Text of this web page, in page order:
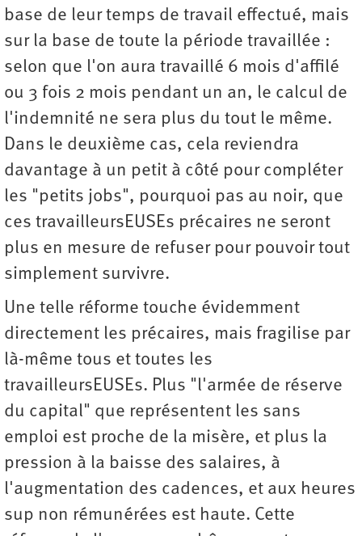
base de leur temps de travail effectué, mais
sur la base de toute la période travaillée :
selon que l'on aura travaillé 6 mois d'affilé
ou 3 fois 2 mois pendant un an, le calcul de
l'indemnité ne sera plus du tout le même.
Dans le deuxième cas, cela reviendra
davantage à un petit à côté pour compléter
les "petits jobs", pourquoi pas au noir, que
ces travailleursEUSEs précaires ne seront
plus en mesure de refuser pour pouvoir tout
simplement survivre.
Une telle réforme touche évidemment
directement les précaires, mais fragilise par
là-même tous et toutes les
travailleursEUSEs. Plus "l'armée de réserve
du capital" que représentent les sans
emploi est proche de la misère, et plus la
pression à la baisse des salaires, à
l'augmentation des cadences, et aux heures
sup non rémunérées est haute. Cette